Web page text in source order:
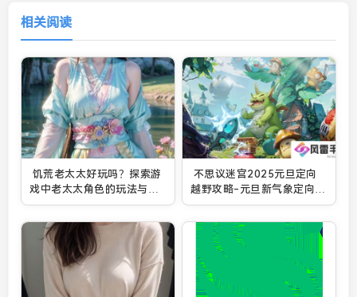
相关阅读
饥荒老太太好玩吗？探索游
戏中老太太角色的玩法与魅
力
不思议迷宫2025元旦定向
越野攻略-元旦新气象定向越
野阵容推荐